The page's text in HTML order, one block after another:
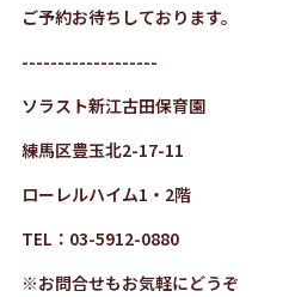
ご予約お待ちしております。
-------------------
ソラスト新江古田保育園
練馬区豊玉北2-17-11
ローレルハイム1・2階
TEL：03-5912-0880
※お問合せもお気軽にどうぞ